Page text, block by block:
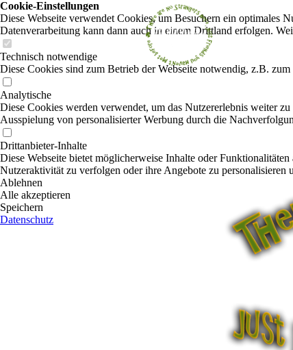
Cookie-Einstellungen
Diese Webseite verwendet Cookies, um Besuchern ein optimales
Datenverarbeitung kann dann auch in einem Drittland erfolgen.
Technisch notwendige
Diese Cookies sind zum Betrieb der Webseite notwendig, z.B.
Analytische
Diese Cookies werden verwendet, um das Nutzererlebnis weiter
Ausspielung von personalisierter Werbung durch die
Drittanbieter-Inhalte
Diese Webseite bietet möglicherweise Inhalte oder
Nutzeraktivität zu verfolgen oder ihre Angebote zu personalisieren
Ablehnen
Alle akzeptieren
Speichern
Datenschutz